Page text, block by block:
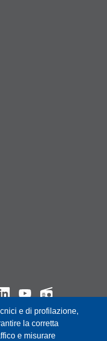
e di profilazione,
la corretta
e misurare